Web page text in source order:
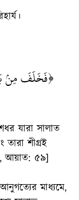
﴿فَخَلَفَ مِنۢ
যারা সালাত
শীগ্রই
আয়াত: ৫৯]
মাধ্যমে,